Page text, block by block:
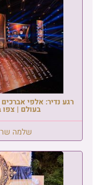
רגע נדיר: אלפי
בעולם | צפו
שלמה